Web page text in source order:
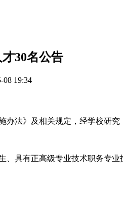
30名公告
08 19:34
法》及相关规定，经学校研
具有正高级专业技术职务专